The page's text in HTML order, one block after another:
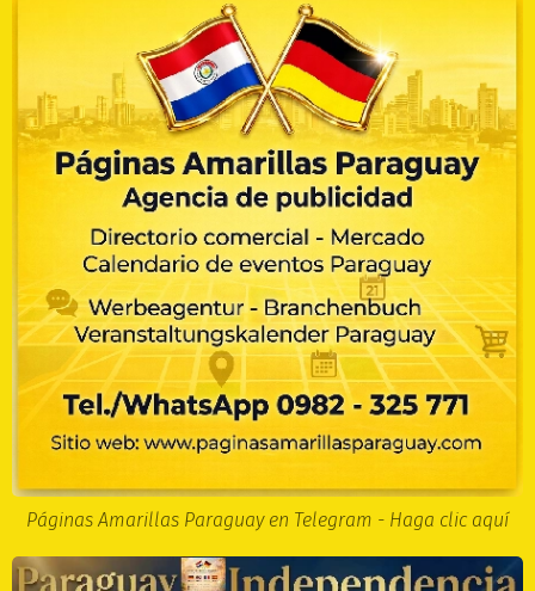
Páginas Amarillas Paraguay en Telegram - Haga clic aquí